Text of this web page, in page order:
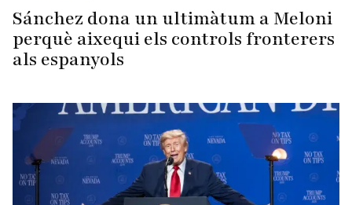
Sánchez dona un ultimàtum a Meloni
perquè aixequi els controls fronterers
als espanyols